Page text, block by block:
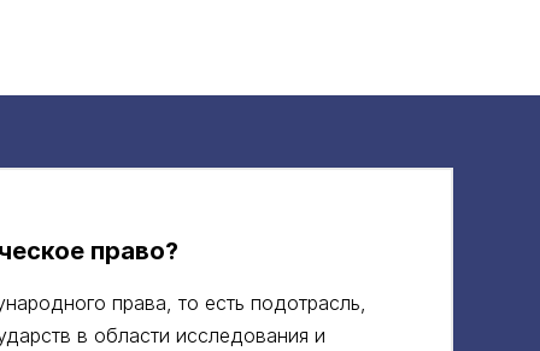
право?
права, то есть подотрасль,
в области исследования и